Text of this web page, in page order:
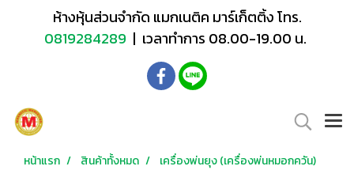
ห้างหุ้นส่วนจำกัด แมกเนติค มาร์เก็ตติ้ง โทร.
0819284289 | เวลาทำการ 08.00-19.00 น.
หน้าแรก สินค้าทั้งหมด
เครื่องพ่นยุง (เครื่องพ่นหมอกควัน)